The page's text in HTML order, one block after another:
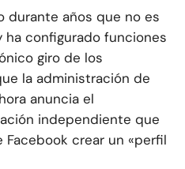
durante años que no es
ha configurado funciones
giro de los
la administración de
anuncia el
independiente que
crear un «perfil